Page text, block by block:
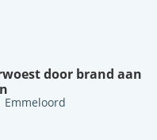
door brand aan
Emmeloord